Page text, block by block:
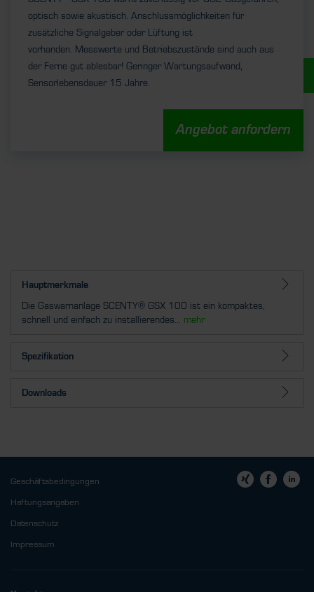
optisch sowie akustisch. Anschlussmöglichkeiten für
zusätzliche Signalgeber oder Lüftung ist
vorhanden. Messwerte und Betriebszustände sind auch aus
der Ferne gut ablesbar! Geringer Wartungsaufwand,
Sensorlebensdauer 15 Jahre.
Angebot anfordern
Hauptmerkmale
Die Gaswarnanlage SCENTY® GSX 100 ist ein kompaktes,
schnell und einfach zu installierendes... mehr
Spezifikation
Downloads
Geschäftsbedingungen
Haftungsangaben
Datenschutz
Impressum